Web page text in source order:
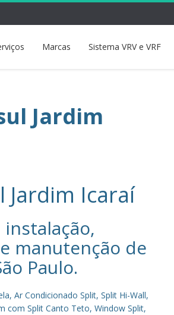
Marcas Sistema VRV e VRF
Jardim
Jardim Icaraí
manutenção de
Paulo.
Ar Condicionado Split, Split Hi-Wall,
com Split Canto Teto, Window Split,